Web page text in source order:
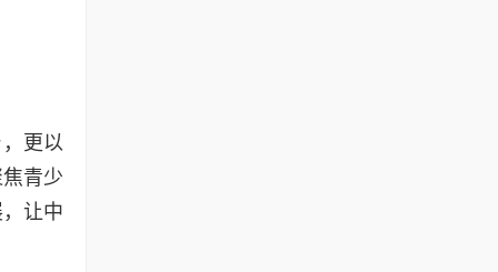
更以
青少
让中